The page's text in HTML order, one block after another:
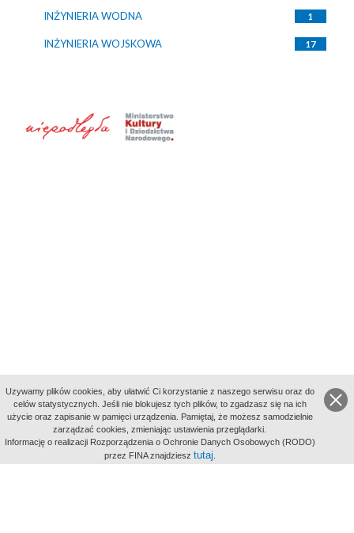
INŻYNIERIA WODNA 1
INŻYNIERIA WOJSKOWA 17
aktywności
Uzywamy plików cookies, aby ułatwić Ci korzystanie z naszego serwisu oraz do
celów statystycznych. Jeśli nie blokujesz tych plików, to zgadzasz się na ich
użycie oraz zapisanie w pamięci urządzenia. Pamiętaj, że możesz samodzielnie
zarządzać cookies, zmieniając ustawienia przeglądarki.
Informację o realizacji Rozporządzenia o Ochronie Danych Osobowych (RODO)
przez FINA znajdziesz tutaj